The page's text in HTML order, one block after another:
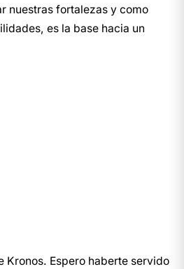
nuestras fortalezas y como
es la base hacia un
Kronos. Espero haberte servido